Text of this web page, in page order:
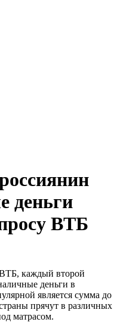
деньги
ВТБ
деньги в
является сумма до
прячут в различных
матрасом.